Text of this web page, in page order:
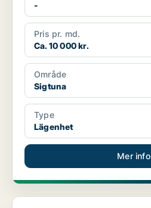
-
Pris pr. md.
Ca. 10 000 kr.
Område
Sigtuna
Type
Lägenhet
Mer info
Lägenhet i Sigtuna